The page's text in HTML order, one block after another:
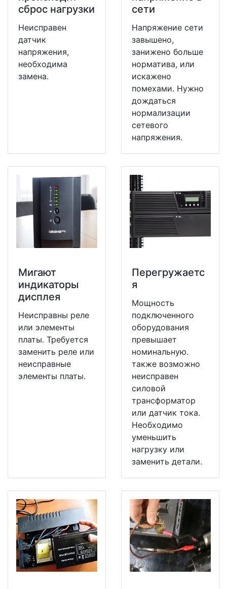
сброс нагрузки
Неисправен
датчик
напряжения,
необходима
замена.
сети
Напряжение сети
завышено,
занижено больше
норматива, или
искажено
помехами. Нужно
дождаться
нормализации
сетевого
напряжения.
Мигают
индикаторы
дисплея
Неисправны реле
или элементы
платы. Требуется
заменить реле или
неисправные
элементы платы.
Перегружаетс
я
Мощность
подключенного
оборудования
превышает
номинальную.
также возможно
неисправен
силовой
трансформатор
или датчик тока.
Необходимо
уменьшить
нагрузку или
заменить детали.